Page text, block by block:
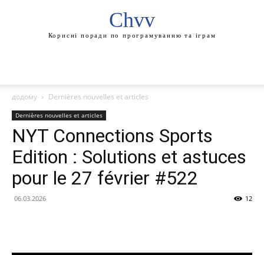
Chvv
Корисні поради по програмуванню та іграм
додому Dernières nouvelles et articles
Dernières nouvelles et articles
NYT Connections Sports
Edition : Solutions et astuces
pour le 27 février #522
06.03.2026 12